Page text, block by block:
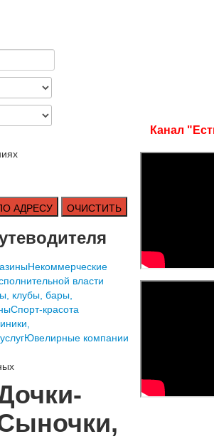
Некоммерческие
власти
клубы, бары,
Спорт-красота
Ювелирные компании
Канал